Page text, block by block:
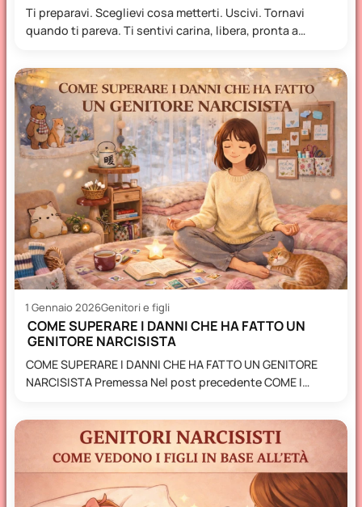
Ti preparavi. Sceglievi cosa metterti. Uscivi. Tornavi
quando ti pareva. Ti sentivi carina, libera, pronta a
1 Gennaio 2026Genitori e figli
COME SUPERARE I DANNI CHE HA FATTO UN
GENITORE NARCISISTA
COME SUPERARE I DANNI CHE HA FATTO UN GENITORE
NARCISISTA Premessa Nel post precedente COME I